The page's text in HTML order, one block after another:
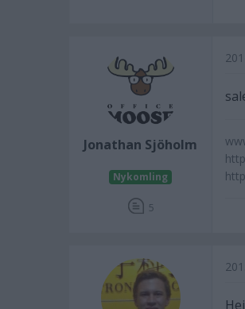
Jonathan Sjöholm
Nykomling
5